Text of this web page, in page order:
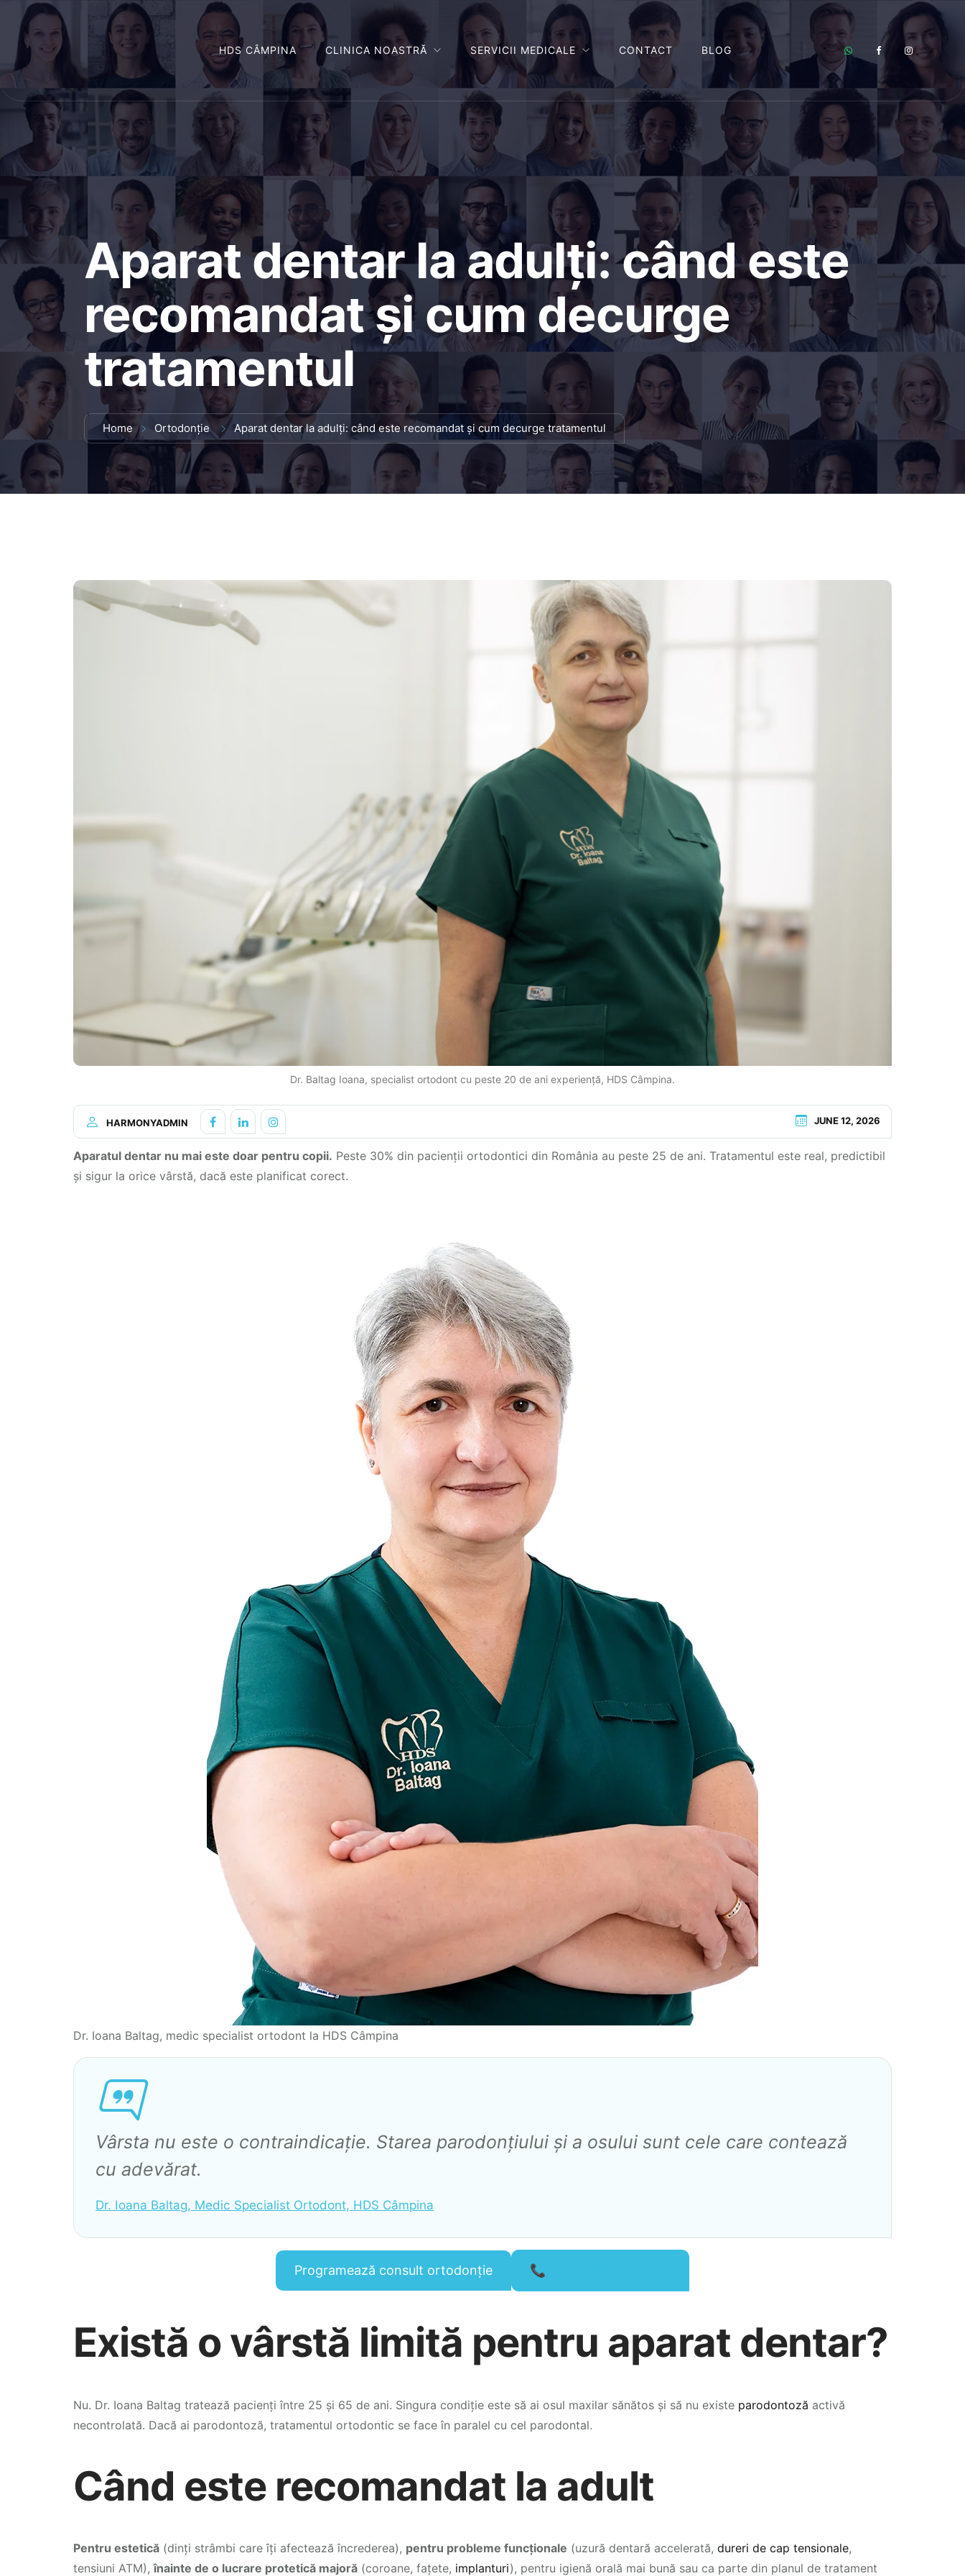
HDS CÂMPINA CLINICA NOASTRĂ SERVICII MEDICALE CONTACT BLOG
Aparat dentar la adulți: când este
recomandat și cum decurge
tratamentul
Home Ortodonție Aparat dentar la adulți: când este recomandat și cum decurge tratamentul
Dr. Baltag Ioana, specialist ortodont cu peste 20 de ani experiență, HDS Câmpina.
HARMONYADMIN JUNE 12, 2026
Aparatul dentar nu mai este doar pentru copii. Peste 30% din pacienții ortodontici din România au peste 25 de ani. Tratamentul este real, predictibil
și sigur la orice vârstă, dacă este planificat corect.
Dr. Ioana Baltag, medic specialist ortodont la HDS Câmpina
Vârsta nu este o contraindicație. Starea parodonțiului și a osului sunt cele care contează
cu adevărat.
Dr. Ioana Baltag, Medic Specialist Ortodont, HDS Câmpina
Programează consult ortodonție 📞 Sună: 0748 032 152
Există o vârstă limită pentru aparat dentar?
Nu. Dr. Ioana Baltag tratează pacienți între 25 și 65 de ani. Singura condiție este să ai osul maxilar sănătos și să nu existe parodontoză activă
necontrolată. Dacă ai parodontoză, tratamentul ortodontic se face în paralel cu cel parodontal.
Când este recomandat la adult
Pentru estetică (dinți strâmbi care îți afectează încrederea), pentru probleme funcționale (uzură dentară accelerată, dureri de cap tensionale,
tensiuni ATM),înainte de o lucrare protetică majoră (coroane, fațete, implanturi), pentru igienă orală mai bună sau ca parte din planul de tratament